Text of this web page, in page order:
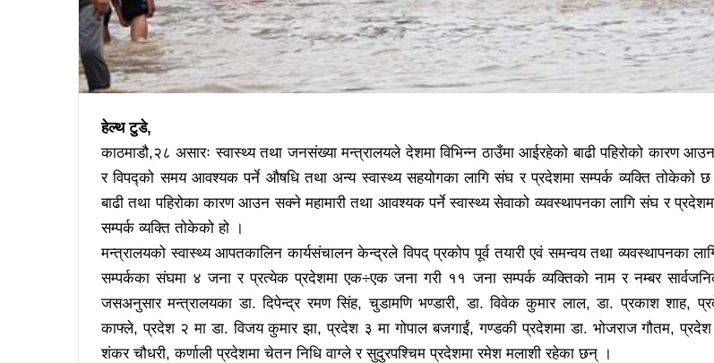
हेल्थ टुडे,
काठमाडौ,२८ असारः स्वास्थ्य तथा जनसंख्या मन्त्रालयले देशमा विभिन्न ठाउँमा आईरहेको बाढी पहिरोको कारण
र विपद्को समय आवश्यक पर्ने औषधि तथा अन्य स्वास्थ्य सहयोगका लागि संघ र प्रदेशमा सम्पर्क व्यक्ति तोकेको
बाढी तथा पहिरोका कारण आउन सक्ने महामारी तथा आवश्यक पर्ने स्वास्थ्य सेवाको व्यवस्थापनका लागि संघ र
सम्पर्क व्यक्ति तोकेको हो ।
मन्त्रालयको स्वास्थ्य आपतकालिन कार्यसंचालन केन्द्रले विपद् प्रकोप पूर्व तयारी एवं समन्वय तथा व्यवस्थापनका
सम्पर्कका संघमा ४ जना र प्रत्येक प्रदेशमा एक÷एक जना गरी ११ जना सम्पर्क व्यक्तिको नाम र नम्बर
जसअनुसार मन्त्रालयका डा. दिपेन्द्र रमण सिंह, चुडामणि भण्डारी, डा. विवेक कुमार लाल, डा. प्रकाश शाह,
काफ्ले, प्रदेश २ मा डा. विजय कुमार झा, प्रदेश ३ मा गोपाल बजगाईं, गण्डकी प्रदेशमा डा. भोजराज गौतम,
शंकर चौधरी, कर्णाली प्रदेशमा चेतन निधि वाग्ले र सुदुरपश्चिम प्रदेशमा रमेश मलाशी रहेका छन् ।